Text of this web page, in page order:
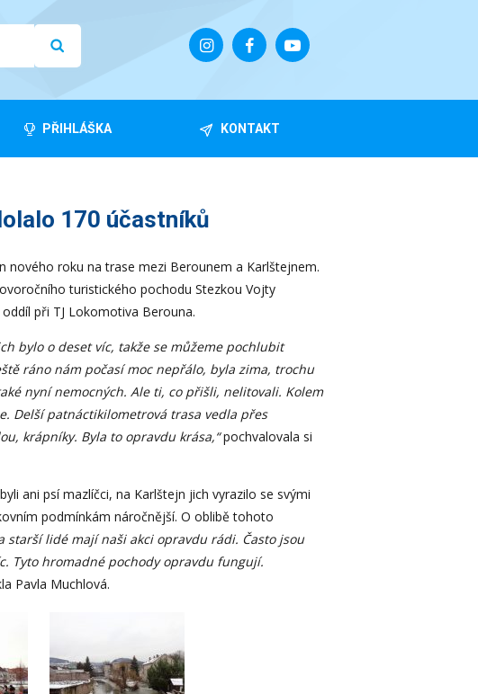
PŘIHLÁŠKA KONTAKT
170 účastníků
nového roku na trase mezi Berounem a Karlštejnem.
turistického pochodu Stezkou Vojty
při TJ Lokomotiva Berouna.
bylo o deset víc, takže se můžeme pochlubit
ráno nám počasí moc nepřálo, byla zima, trochu
nyní nemocných. Ale ti, co přišli, nelitovali. Kolem
Delší patnáctikilometrová trasa vedla přes
krápníky. Byla to opravdu krása,“pochvalovala si
ani psí mazlíčci, na Karlštejn jich vyrazilo se svými
podmínkám náročnější. O oblibě tohoto
starší lidé mají naši akci opravdu rádi. Často jsou
Tyto hromadné pochody opravdu fungují.
Pavla Muchlová.